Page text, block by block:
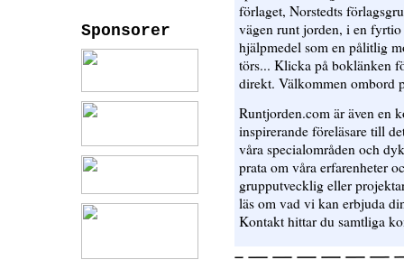
Sponsorer
förlaget, Norstedts
vägen runt jorden, i en
hjälpmedel som en pålitlig
törs... Klicka på boklänken
direkt. Välkommen ombord
Runtjorden.com är även en
inspirerande föreläsare till
våra specialområden och
prata om våra erfarenheter
grupputvecklig eller
läs om vad vi kan erbjuda
Kontakt hittar du samtliga